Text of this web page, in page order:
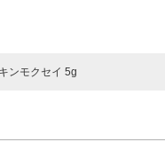
ンモクセイ 5g